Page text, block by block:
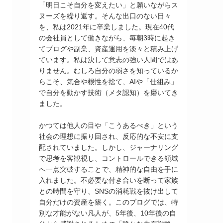
「明日こそ自分を変えたい」と願いながらス
ヌーズを繰り返す。そんな出口のない日々
を、私は2021年に卒業しました。現在40代
の会社員として働きながら、毎朝3時に起き
てブログや副業、資産運用を淡々と積み上げ
ています。私は決して意志の強い人間ではあ
りません。むしろ自分の弱さを知っているか
らこそ、気合や根性を捨て、AIや「仕組み」
で自分を動かす技術（メタ認知）を磨いてき
ました。
かつては他人の目や「こうあるべき」という
社会の理想に振り回され、反応的な不安に支
配されていました。しかし、ジャーナリング
で思考を客観視し、コントロールできる領域
へ一点突破することで、精神的な自由を手に
入れました。不必要な付き合いを断って家族
との時間を守り、SNSの消耗戦を抜け出して
自分だけの資産を築く。このブログでは、特
別な才能がない凡人が、5年後、10年後の自